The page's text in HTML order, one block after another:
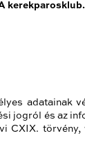
adatainak
jogról és az